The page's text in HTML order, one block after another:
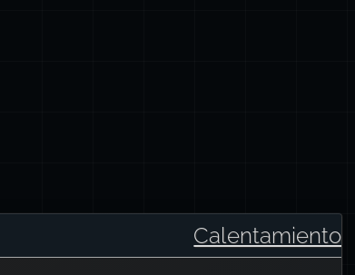
Calentamiento